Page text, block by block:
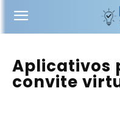
Aplicativos
convite